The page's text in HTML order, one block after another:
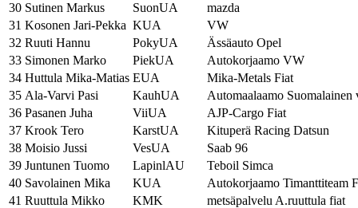
30 Sutinen Markus SuonUA
mazda
31 Kosonen Jari-Pekka KUA
VW
32 Ruuti Hannu PokyUA
Ässäauto Opel
33 Simonen Marko PiekUA
Autokorjaamo VW
34 Huttula Mika-Matias EUA
Mika-Metals Fiat
35 Ala-Varvi Pasi KauhUA
Automaalaamo Suomalainen
36 Pasanen Juha ViiUA
AJP-Cargo Fiat
37 Krook Tero KarstUA
Kituperä Racing Datsun
38 Moisio Jussi VesUA
Saab 96
39 Juntunen Tuomo LapinlAU
Teboil Simca
40 Savolainen Mika KUA
Autokorjaamo Timanttiteam
41 Ruuttula Mikko KMK
metsäpalvelu A.ruuttula fiat